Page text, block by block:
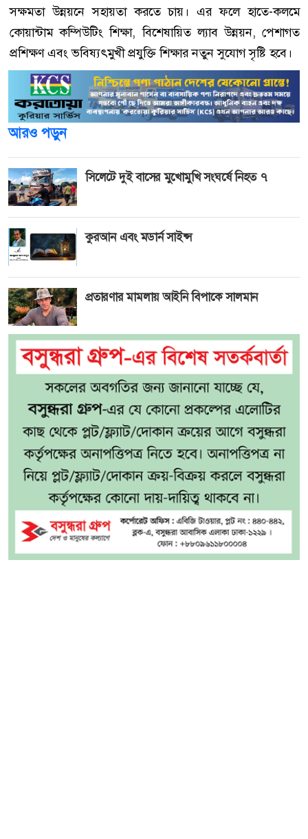
সক্ষমতা উন্নয়নে সহায়তা করতে চায়। এর ফলে হাতে-কলমে
কোয়ান্টাম কম্পিউটিং শিক্ষা, বিশেষায়িত ল্যাব উন্নয়ন, পেশাগত
প্রশিক্ষণ এবং ভবিষ্যৎমুখী প্রযুক্তি শিক্ষার নতুন সুযোগ সৃষ্টি হবে।
আরও পড়ুন
সিলেটে দুই বাসের মুখোমুখি সংঘর্ষে নিহত ৭
কুরআন এবং মডার্ন সাইন্স
প্রতারণার মামলায় আইনি বিপাকে সালমান